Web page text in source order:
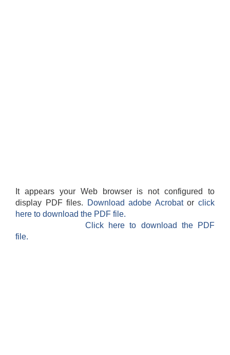
It appears your Web browser is not configured to
display PDF files.
Download adobe Acrobatorclick
here to download the PDF file.
Click here to download the PDF
file.